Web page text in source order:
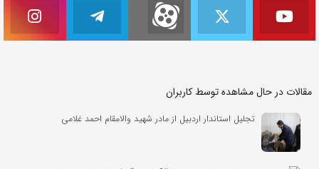
مقالات در حال مشاهده توسط کاربران
تجلیل استاندار اردبیل از مادر شهید والامقام احمد غلامی